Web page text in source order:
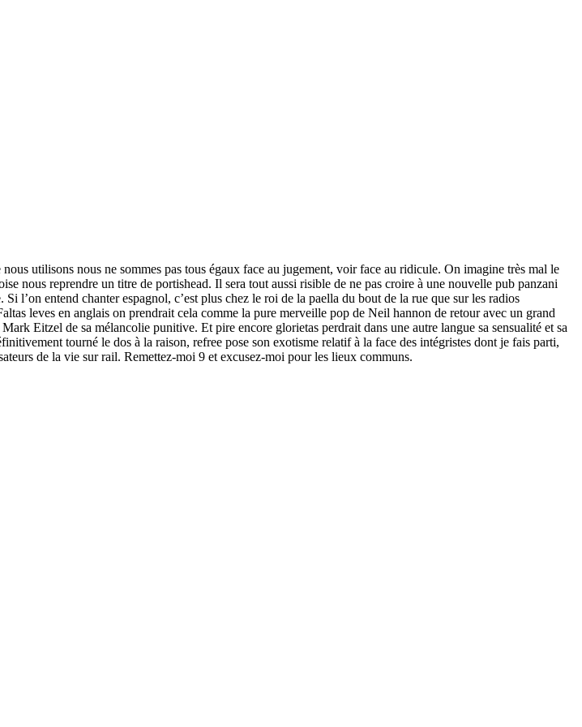
utilisons nous ne sommes pas tous égaux face au jugement, voir face au ridicule. On imagine très mal le
nous reprendre un titre de portishead. Il sera tout aussi risible de ne pas croire à une nouvelle pub panzani
l’on entend chanter espagnol, c’est plus chez le roi de la paella du bout de la rue que sur les radios
leves en anglais on prendrait cela comme la pure merveille pop de Neil hannon de retour avec un grand
Eitzel de sa mélancolie punitive. Et pire encore glorietas perdrait dans une autre langue sa sensualité et sa
tourné le dos à la raison, refree pose son exotisme relatif à la face des intégristes dont je fais parti,
de la vie sur rail. Remettez-moi 9 et excusez-moi pour les lieux communs.